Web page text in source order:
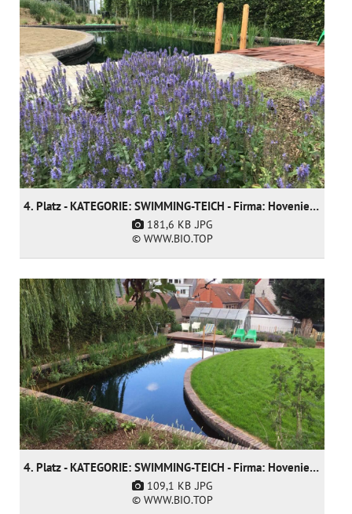
4. Platz - KATEGORIE: SWIMMING-TEICH - Firma: Hoveniersgebroeders BVBA (nur nominiert)
181,6 KB .JPG
© WWW.BIO.TOP
4. Platz - KATEGORIE: SWIMMING-TEICH - Firma: Hoveniersgebroeders BVBA (nur nominiert)
109,1 KB .JPG
© WWW.BIO.TOP